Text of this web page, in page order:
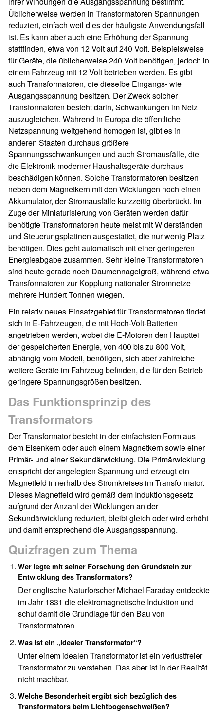
Üblicherweise werden in Transformatoren Spannungen
reduziert, einfach weil dies der häufigste Anwendungsfall
ist. Es kann aber auch eine Erhöhung der Spannung
stattfinden, etwa von 12 Volt auf 240 Volt. Beispielsweise
für Geräte, die üblicherweise 240 Volt benötigen, jedoch in
einem Fahrzeug mit 12 Volt betrieben werden. Es gibt
auch Transformatoren, die dieselbe Eingangs- wie
Ausgangsspannung besitzen. Der Zweck solcher
Transformatoren besteht darin, Schwankungen im Netz
auszugleichen. Während in Europa die öffentliche
Netzspannung weitgehend homogen ist, gibt es in
anderen Staaten durchaus größere
Spannungsschwankungen und auch Stromausfälle, die
die Elektronik moderner Haushaltsgeräte durchaus
beschädigen können. Solche Transformatoren besitzen
neben dem Magnetkern mit den Wicklungen noch einen
Akkumulator, der Stromausfälle kurzzeitig überbrückt. Im
Zuge der Miniaturisierung von Geräten werden dafür
benötigte Transformatoren heute meist mit Widerständen
und Steuerungsplatinen ausgestattet, die nur wenig Platz
benötigen. Dies geht automatisch mit einer geringeren
Energieabgabe zusammen. Sehr kleine Transformatoren
sind heute gerade noch Daumennagelgroß, während etwa
Transformatoren zur Kopplung nationaler Stromnetze
mehrere Hundert Tonnen wiegen.
Ein relativ neues Einsatzgebiet für Transformatoren findet
sich in E-Fahrzeugen, die mit Hoch-Volt-Batterien
angetrieben werden, wobei die E-Motoren den Hauptteil
der gespeicherten Energie, von 400 bis zu 800 Volt,
abhängig vom Modell, benötigen, sich aber zahlreiche
weitere Geräte im Fahrzeug befinden, die für den Betrieb
geringere Spannungsgrößen besitzen.
Das Funktionsprinzip des
Transformators
Der Transformator besteht in der einfachsten Form aus
dem Eisenkern oder auch einem Magnetkern sowie einer
Primär- und einer Sekundärwicklung. Die Primärwicklung
entspricht der angelegten Spannung und erzeugt ein
Magnetfeld innerhalb des Stromkreises im Transformator.
Dieses Magnetfeld wird gemäß dem Induktionsgesetz
aufgrund der Anzahl der Wicklungen an der
Sekundärwicklung reduziert, bleibt gleich oder wird erhöht
und damit entsprechend die Ausgangsspannung.
Quizfragen zum Thema
Wer legte mit seiner Forschung den Grundstein zur
Entwicklung des Transformators?
Der englische Naturforscher Michael Faraday entdeckte
im Jahr 1831 die elektromagnetische Induktion und
schuf damit die Grundlage für den Bau von
Transformatoren.
Was ist ein „idealer Transformator“?
Unter einem idealen Transformator ist ein verlustfreier
Transformator zu verstehen. Das aber ist in der Realität
nicht machbar.
Welche Besonderheit ergibt sich bezüglich des
Transformators beim Lichtbogenschweißen?